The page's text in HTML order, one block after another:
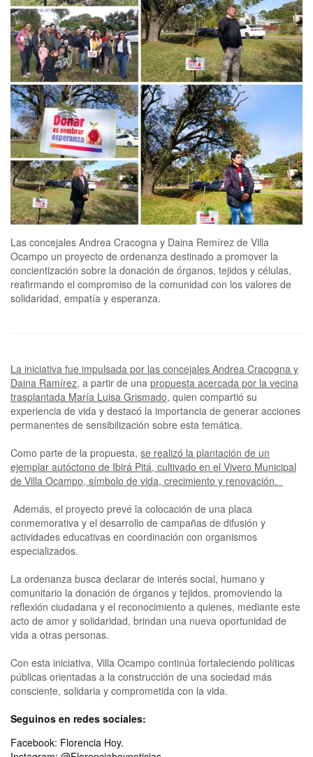
Las concejales Andrea Cracogna y Daina Remírez de Villa
Ocampo un proyecto de ordenanza destinado a promover la
concientización sobre la donación de órganos, tejidos y células,
reafirmando el compromiso de la comunidad con los valores de
solidaridad, empatía y esperanza.
La iniciativa fue impulsada por las concejales Andrea Cracogna y
Daina Ramírez, a partir de una propuesta acercada por la vecina
trasplantada María Luisa Grismado, quien compartió su
experiencia de vida y destacó la importancia de generar acciones
permanentes de sensibilización sobre esta temática.
Como parte de la propuesta, se realizó la plantación de un
ejemplar autóctono de Ibirá Pitá, cultivado en el Vivero Municipal
de Villa Ocampo, símbolo de vida, crecimiento y renovación.
Además, el proyecto prevé la colocación de una placa
conmemorativa y el desarrollo de campañas de difusión y
actividades educativas en coordinación con organismos
especializados.
La ordenanza busca declarar de interés social, humano y
comunitario la donación de órganos y tejidos, promoviendo la
reflexión ciudadana y el reconocimiento a quienes, mediante este
acto de amor y solidaridad, brindan una nueva oportunidad de
vida a otras personas.
Con esta iniciativa, Villa Ocampo continúa fortaleciendo políticas
públicas orientadas a la construcción de una sociedad más
consciente, solidaria y comprometida con la vida.
Seguinos en redes sociales:
Facebook: Florencia Hoy.